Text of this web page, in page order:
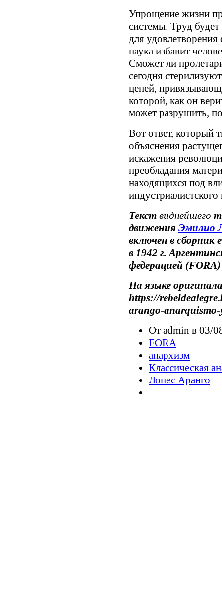
Упрощение жизни
системы. Труд
для
наука избавит
Сможет ли
сегодня
цепей,
которой, как он
может разрушить,
Вот ответ, который
объяснения
искажения
преобладания
находящихся под
Текст виднейшего
движения Эмилио
включен в сборник
в 1942 г.
федерацией (FORA)
На языке оригинала
https://
arango-anarquismo-
От admin в 03/
FORA
анархизм
Классическая
Лопес Аранго